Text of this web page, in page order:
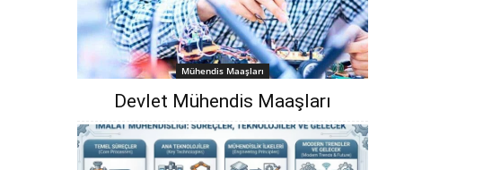
Mühendis Maaşları
Devlet Mühendis Maaşları